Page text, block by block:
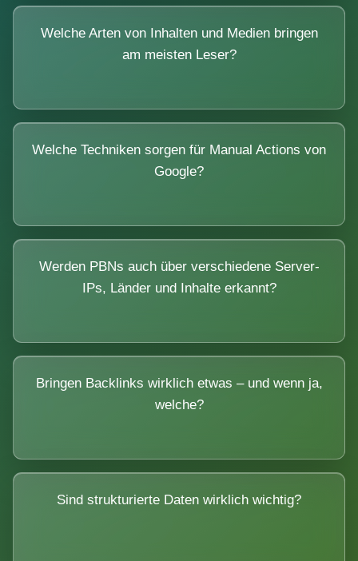
Welche Arten von Inhalten und Medien bringen
am meisten Leser?
Welche Techniken sorgen für Manual Actions von
Google?
Werden PBNs auch über verschiedene Server-
IPs, Länder und Inhalte erkannt?
Bringen Backlinks wirklich etwas – und wenn ja,
welche?
Sind strukturierte Daten wirklich wichtig?